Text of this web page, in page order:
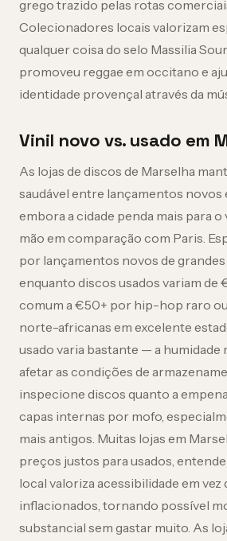
grego trazido pelas rotas
Colecionadores locais valorizam
qualquer coisa do selo Massilia
promoveu reggae em occitano e
identidade provençal através da
Vinil novo vs. usado em
As lojas de discos de Marselha
saudável entre lançamentos novos
embora a cidade penda mais para o
mão em comparação com Paris.
por lançamentos novos de grandes
enquanto discos usados variam de
comum a €50+ por hip-hop raro
norte-africanas em excelente
usado varia bastante — a
afetar as condições de
inspecione discos quanto a
capas internas por mofo,
mais antigos. Muitas lojas em
preços justos para usados,
local valoriza acessibilidade em vez
inflacionados, tornando possível
substancial sem gastar muito. As